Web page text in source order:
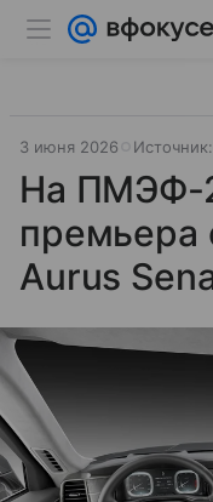
3 июня 2026 Источник:
На ПМЭФ-
премьера
Aurus